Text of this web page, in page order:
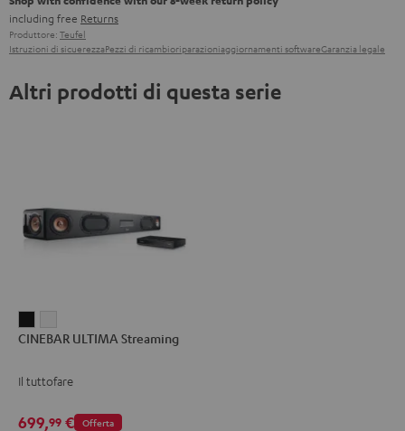
including free Returns
Produttore: Teufel
Istruzioni di sicuerezzaPezzi di ricambioriparazioniaggiornamenti softwareGaranzia legale
Altri prodotti di questa serie
ULTIMA
Nero
ULTIMA
Bianco
CINEBAR ULTIMA Streaming
Il tuttofare
Offerta
699,99 €